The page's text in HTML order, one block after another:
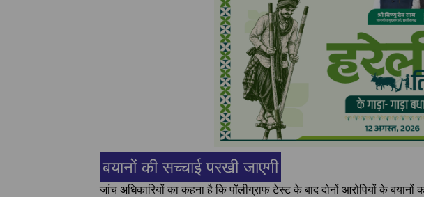
बयानों की सच्चाई परखी जाएगी
जांच अधिकारियों का कहना है कि पॉलीग्राफ टेस्ट के बाद दोनों आरोपियों के